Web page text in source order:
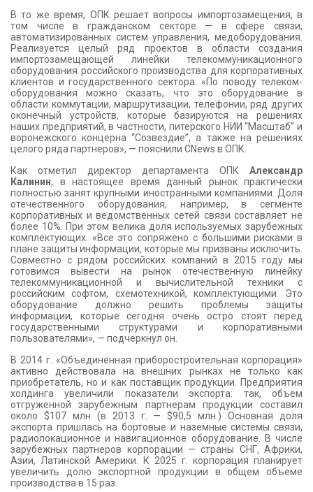
В то же время, ОПК решает вопросы импортозамещения, в
том числе в гражданском секторе — в сфере связи,
автоматизированных систем управления, медоборудования.
Реализуется целый ряд проектов в области создания
импортозамещающей линейки телекоммуникационного
оборудования российского производства для корпоративных
клиентов и государственного сектора. «По поводу телеком-
оборудования можно сказать, что это оборудование в
области коммутации, маршрутизации, телефонии, ряд других
оконечный устройств, которые базируются на решениях
наших предприятий, в частности, питерского НИИ “Масштаб” и
воронежского концерна “Созвездие”, а также на решениях
целого ряда партнеров», — пояснили CNews в ОПК.
Как отметил директор департамента ОПК Александр
Калинин, в настоящее время данный рынок практически
полностью занят крупными иностранными компаниями. Доля
отечественного оборудования, например, в сегменте
корпоративных и ведомственных сетей связи составляет не
более 10%. При этом велика доля используемых зарубежных
комплектующих. «Все это сопряжено с большими рисками в
плане защиты информации, которые мы призваны исключить.
Совместно с рядом российских компаний в 2015 году мы
готовимся вывести на рынок отечественную линейку
телекоммуникационной и вычислительной техники с
российским софтом, схемотехникой, комплектующими. Это
оборудование должно решить проблемы защиты
информации, которые сегодня очень остро стоят перед
государственными структурами и корпоративными
пользователями», — подчеркнул он.
В 2014 г. «Объединенная приборостроительная корпорация»
активно действовала на внешних рынках не только как
приобретатель, но и как поставщик продукции. Предприятия
холдинга увеличили показатели экспорта: так, объем
отгруженной зарубежным партнерам продукции составил
около $107 млн (в 2013 г. — $90,5 млн.) Основная доля
экспорта пришлась на бортовые и наземные системы связи,
радиолокационное и навигационное оборудование. В числе
зарубежных партнеров корпорации — страны СНГ, Африки,
Азии, Латинской Америки. К 2025 г. корпорация планирует
увеличить долю экспортной продукции в общем объеме
производства в 15 раз.